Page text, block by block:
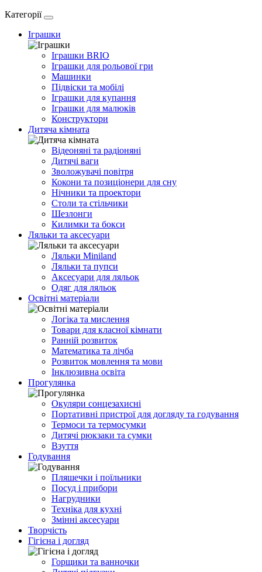
Категорії
Іграшки
Іграшки BRIO
Іграшки для рольової гри
Машинки
Підвіски та мобілі
Іграшки для купання
Іграшки для малюків
Конструктори
Дитяча кімната
Відеоняні та радіоняні
Дитячі ваги
Зволожувачі повітря
Кокони та позиціонери для сну
Нічники та проектори
Столи та стільчики
Шезлонги
Килимки та бокси
Ляльки та аксесуари
Ляльки Miniland
Ляльки та пупси
Аксесуари для ляльок
Одяг для ляльок
Освітні матеріали
Логіка та мислення
Товари для класної кімнати
Ранній розвиток
Математика та лічба
Розвиток мовлення та мови
Інклюзивна освіта
Прогулянка
Окуляри сонцезахисні
Портативні пристрої для догляду та годування
Термоси та термосумки
Дитячі рюкзаки та сумки
Взуття
Годування
Пляшечки і поїльники
Посуд і прибори
Нагрудники
Техніка для кухні
Змінні аксесуари
Творчість
Гігієна і догляд
Горщики та ванночки